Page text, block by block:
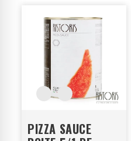
PIZZA SAUCE